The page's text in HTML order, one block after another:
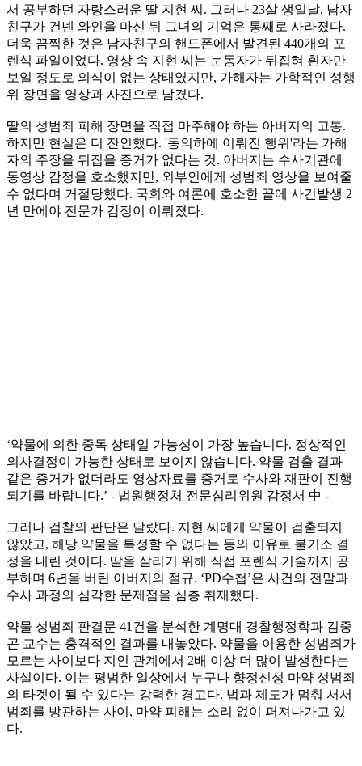
서 공부하던 자랑스러운 딸 지현 씨. 그러나 23살 생일날, 남자
친구가 건넨 와인을 마신 뒤 그녀의 기억은 통째로 사라졌다.
더욱 끔찍한 것은 남자친구의 핸드폰에서 발견된 440개의 포
렌식 파일이었다. 영상 속 지현 씨는 눈동자가 뒤집혀 흰자만
보일 정도로 의식이 없는 상태였지만, 가해자는 가학적인 성행
위 장면을 영상과 사진으로 남겼다.
딸의 성범죄 피해 장면을 직접 마주해야 하는 아버지의 고통.
하지만 현실은 더 잔인했다. '동의하에 이뤄진 행위'라는 가해
자의 주장을 뒤집을 증거가 없다는 것. 아버지는 수사기관에
동영상 감정을 호소했지만, 외부인에게 성범죄 영상을 보여줄
수 없다며 거절당했다. 국회와 여론에 호소한 끝에 사건발생 2
년 만에야 전문가 감정이 이뤄졌다.
‘약물에 의한 중독 상태일 가능성이 가장 높습니다. 정상적인
의사결정이 가능한 상태로 보이지 않습니다. 약물 검출 결과
같은 증거가 없더라도 영상자료를 증거로 수사와 재판이 진행
되기를 바랍니다.’ - 법원행정처 전문심리위원 감정서 中 -
그러나 검찰의 판단은 달랐다. 지현 씨에게 약물이 검출되지
않았고, 해당 약물을 특정할 수 없다는 등의 이유로 불기소 결
정을 내린 것이다. 딸을 살리기 위해 직접 포렌식 기술까지 공
부하며 6년을 버틴 아버지의 절규. ‘PD수첩’은 사건의 전말과
수사 과정의 심각한 문제점을 심층 취재했다.
약물 성범죄 판결문 41건을 분석한 계명대 경찰행정학과 김중
곤 교수는 충격적인 결과를 내놓았다. 약물을 이용한 성범죄가
모르는 사이보다 지인 관계에서 2배 이상 더 많이 발생한다는
사실이다. 이는 평범한 일상에서 누구나 향정신성 마약 성범죄
의 타겟이 될 수 있다는 강력한 경고다. 법과 제도가 멈춰 서서
범죄를 방관하는 사이, 마약 피해는 소리 없이 퍼져나가고 있
다.